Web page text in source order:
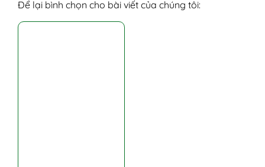
Để lại bình chọn cho bài viết của chúng tôi: